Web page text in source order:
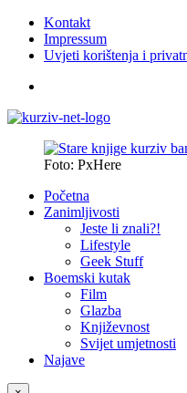
Kontakt
Impressum
Uvjeti korištenja i
Foto: PxHere
Početna
Zanimljivosti
Jeste li znali?!
Lifestyle
Geek Stuff
Boemski kutak
Film
Glazba
Književnost
Svijet umjetnosti
Najave